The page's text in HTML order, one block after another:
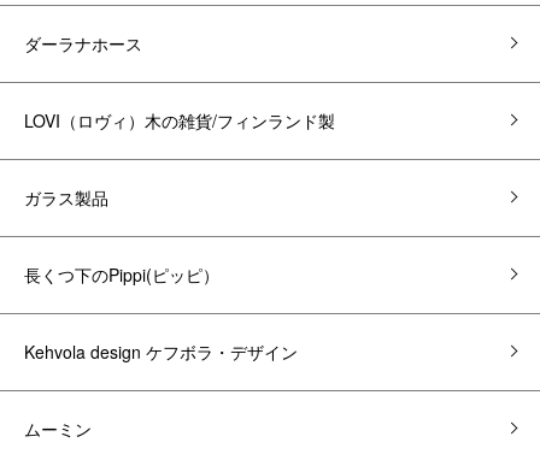
ダーラナホース
LOVI（ロヴィ）木の雑貨/フィンランド製
ガラス製品
長くつ下のPippi(ピッピ）
Kehvola design ケフボラ・デザイン
ムーミン